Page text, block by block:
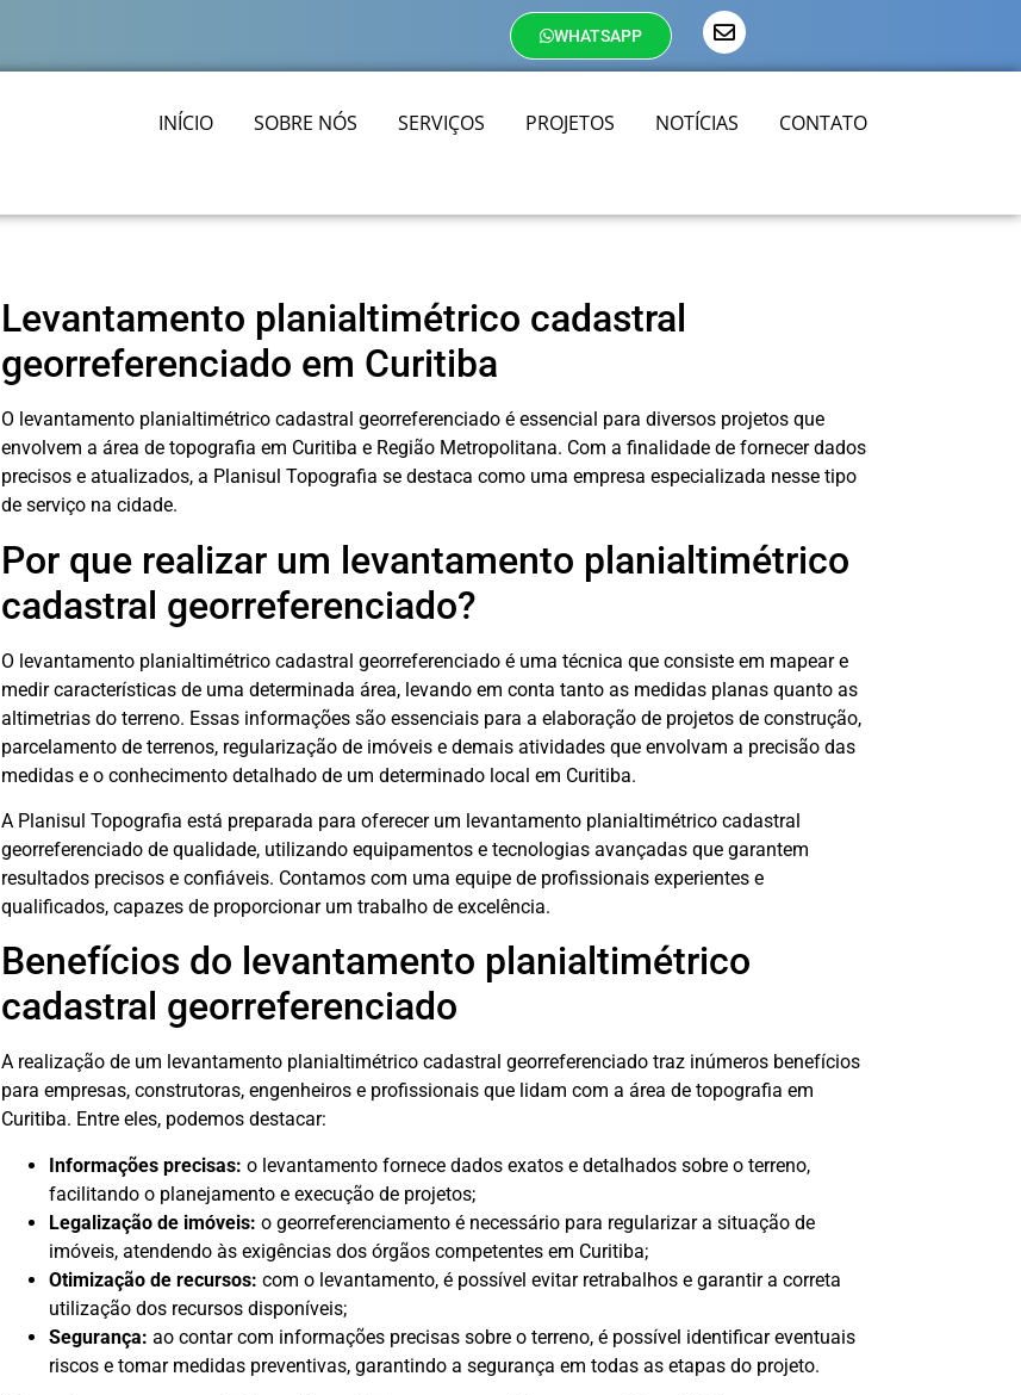
WHATSAPP
INÍCIO SOBRE NÓS SERVIÇOS PROJETOS NOTÍCIAS CONTATO
Levantamento planialtimétrico cadastral
georreferenciado em Curitiba
O levantamento planialtimétrico cadastral georreferenciado é essencial para diversos projetos que
envolvem a área de topografia em Curitiba e Região Metropolitana. Com a finalidade de fornecer dados
precisos e atualizados, a Planisul Topografia se destaca como uma empresa especializada nesse tipo
de serviço na cidade.
Por que realizar um levantamento planialtimétrico
cadastral georreferenciado?
O levantamento planialtimétrico cadastral georreferenciado é uma técnica que consiste em mapear e
medir características de uma determinada área, levando em conta tanto as medidas planas quanto as
altimetrias do terreno. Essas informações são essenciais para a elaboração de projetos de construção,
parcelamento de terrenos, regularização de imóveis e demais atividades que envolvam a precisão das
medidas e o conhecimento detalhado de um determinado local em Curitiba.
A Planisul Topografia está preparada para oferecer um levantamento planialtimétrico cadastral
georreferenciado de qualidade, utilizando equipamentos e tecnologias avançadas que garantem
resultados precisos e confiáveis. Contamos com uma equipe de profissionais experientes e
qualificados, capazes de proporcionar um trabalho de excelência.
Benefícios do levantamento planialtimétrico
cadastral georreferenciado
A realização de um levantamento planialtimétrico cadastral georreferenciado traz inúmeros benefícios
para empresas, construtoras, engenheiros e profissionais que lidam com a área de topografia em
Curitiba. Entre eles, podemos destacar:
Informações precisas: o levantamento fornece dados exatos e detalhados sobre o terreno,
facilitando o planejamento e execução de projetos;
Legalização de imóveis: o georreferenciamento é necessário para regularizar a situação de
imóveis, atendendo às exigências dos órgãos competentes em Curitiba;
Otimização de recursos: com o levantamento, é possível evitar retrabalhos e garantir a correta
utilização dos recursos disponíveis;
Segurança: ao contar com informações precisas sobre o terreno, é possível identificar eventuais
riscos e tomar medidas preventivas, garantindo a segurança em todas as etapas do projeto.